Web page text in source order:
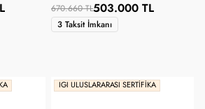
670.660 TL503.000 TL
3 Taksit İmkanı
IGI ULUSLARARASI SERTIFIKA